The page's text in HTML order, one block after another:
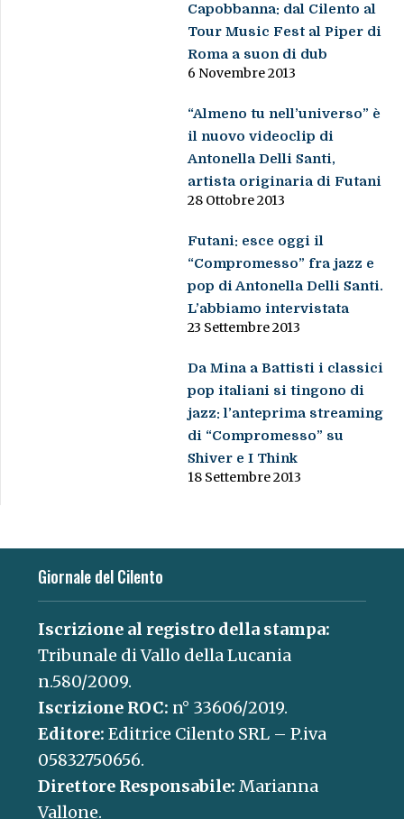
Capobbanna: dal Cilento al
Tour Music Fest al Piper di
Roma a suon di dub
6 Novembre 2013
“Almeno tu nell’universo” è
il nuovo videoclip di
Antonella Delli Santi,
artista originaria di Futani
28 Ottobre 2013
Futani: esce oggi il
“Compromesso” fra jazz e
pop di Antonella Delli Santi.
L’abbiamo intervistata
23 Settembre 2013
Da Mina a Battisti i classici
pop italiani si tingono di
jazz: l’anteprima streaming
di “Compromesso” su
Shiver e I Think
18 Settembre 2013
Giornale del Cilento
Iscrizione al registro della stampa:
Tribunale di Vallo della Lucania
n.580/2009.
Iscrizione ROC: n° 33606/2019.
Editore: Editrice Cilento SRL – P.iva
05832750656.
Direttore Responsabile: Marianna
Vallone.